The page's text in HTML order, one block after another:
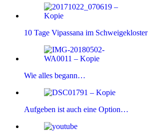
10 Tage Vipassana im Schweigekloster
Wie alles begann…
Aufgeben ist auch eine Option…